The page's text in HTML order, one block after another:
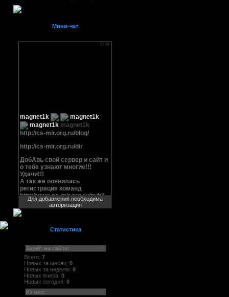
Мини-чат
Для добавления необходима
авторизация
Статистика
Зарег. на сайте:
Всего: 7
Новых за месяц: 0
Новых за неделю: 0
Новых вчера: 0
Новых сегодня: 0
Из них: